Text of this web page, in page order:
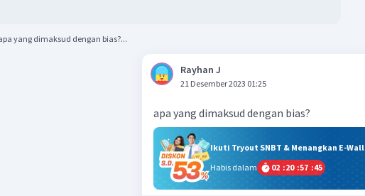
yang dimaksud dengan bias?...
Rayhan J
21 Desember 2023 01:25
apa yang dimaksud dengan bias?
Ikuti Tryout SNBT & Menangkan E-
Habis dalam
02 :20 :57 :44